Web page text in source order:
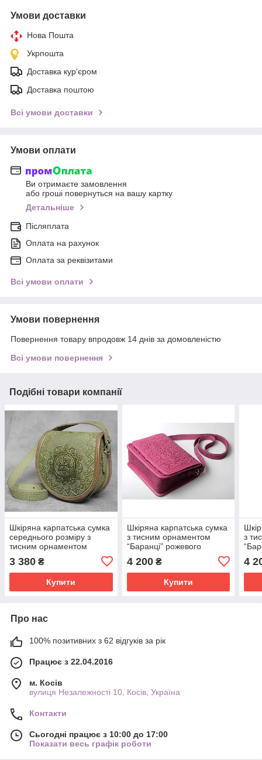
Умови доставки
Нова Пошта
Укрпошта
Доставка кур'єром
Доставка поштою
Всі умови доставки
Умови оплати
Ви отримаєте замовлення
або гроші повернуться на вашу картку
Детальніше
Післяплата
Оплата на рахунок
Оплата за реквізитами
Всі умови оплати
Умови повернення
Повернення товару впродовж 14 днів за домовленістю
Всі умови повернення
Подібні товари компанії
Шкіряна карпатська сумка
середнього розміру з
тисним орнаментом
кольору, 20х21х8 см
3 380 ₴
Купити
Шкіряна карпатська сумка
з тисним орнаментом
“Баранці” рожевого
4 200₴
Купити
з
4
Про нас
100% позитивних з 62 відгуків за рік
Працює з 22.04.2016
м. Косів
вулиця Незалежності 10, Косів, Україна
Контакти
Сьогодні працює з 10:00 до 17:00
Показати весь графік роботи